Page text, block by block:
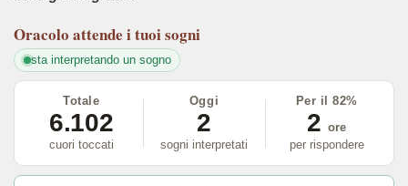
Oracolo attende i tuoi sogni
sta interpretando un sogno
Totale
6.102
cuori toccati
Oggi
2
sogni interpretati
Per il 82%
2 ore
per rispondere